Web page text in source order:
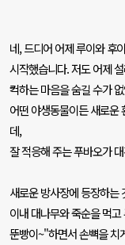
네,드디어 어제 루이와 후
시작했습니다.저도 어제
컥하는 마음을 숨길 수가
어떤 야생동물이든 새로운
데,
잘 적응해 주는 푸바오가
새로운 방사장에 등장하는
이내 대나무와 죽순을 먹
뚠빵이~"하면서 손뼉을 치